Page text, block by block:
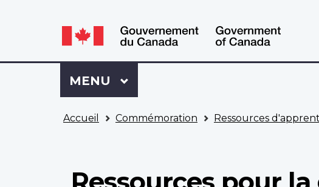
Language
switcher
Language
switcher
Se
connecter
à
Dossier
Menu
MENU PRINCIPAL
Accueil Commémoration Ressources